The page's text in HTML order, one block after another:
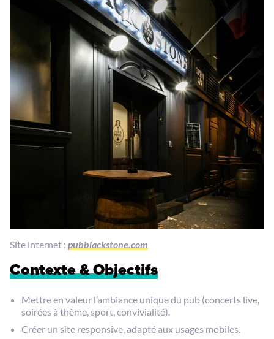
Site internet : pubblackstone.com
Contexte & Objectifs
Mettre en valeur l’ambiance unique du pub (concerts live,
soirées à thème, sport, convivialité).
Créer un site responsive, adapté aux usages mobiles.